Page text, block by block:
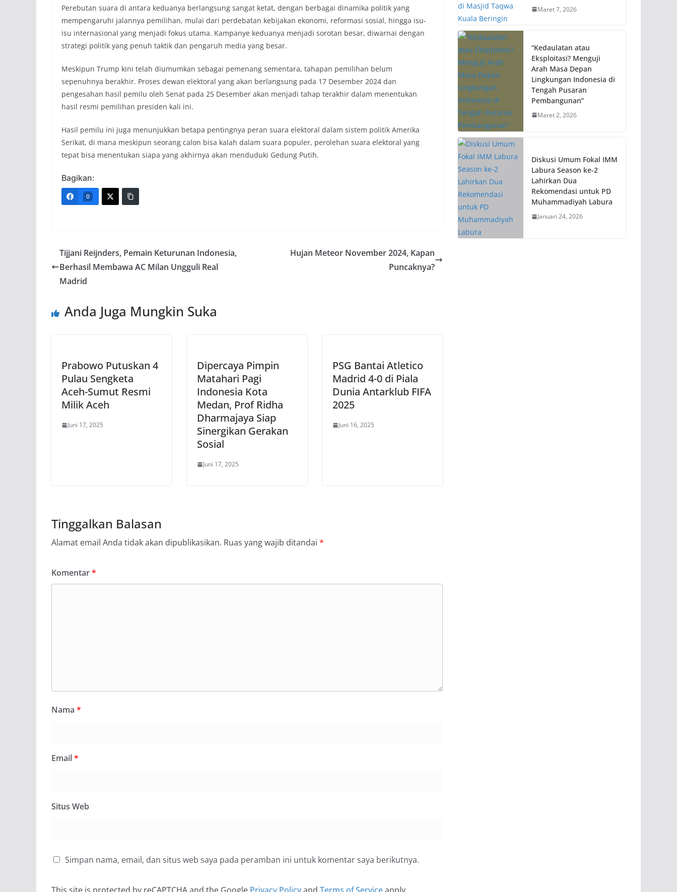
Perebutan suara di antara keduanya berlangsung sangat ketat, dengan berbagai dinamika politik yang
mempengaruhi jalannya pemilihan, mulai dari perdebatan kebijakan ekonomi, reformasi sosial, hingga isu-
isu internasional yang menjadi fokus utama. Kampanye keduanya menjadi sorotan besar, diwarnai dengan
strategi politik yang penuh taktik dan pengaruh media yang besar.
Meskipun Trump kini telah diumumkan sebagai pemenang sementara, tahapan pemilihan belum
sepenuhnya berakhir. Proses dewan elektoral yang akan berlangsung pada 17 Desember 2024 dan
pengesahan hasil pemilu oleh Senat pada 25 Desember akan menjadi tahap terakhir dalam menentukan
hasil resmi pemilihan presiden kali ini.
Hasil pemilu ini juga menunjukkan betapa pentingnya peran suara elektoral dalam sistem politik Amerika
Serikat, di mana meskipun seorang calon bisa kalah dalam suara populer, perolehan suara elektoral yang
tepat bisa menentukan siapa yang akhirnya akan menduduki Gedung Putih.
Bagikan:
0
Tijjani Reijnders, Pemain Keturunan Indonesia,
Berhasil Membawa AC Milan Ungguli Real
Madrid
Hujan Meteor November 2024, Kapan
Puncaknya?
Anda Juga Mungkin Suka
Prabowo Putuskan 4
Pulau Sengketa
Aceh-Sumut Resmi
Milik Aceh
Juni 17, 2025
Dipercaya Pimpin
Matahari Pagi
Indonesia Kota
Medan, Prof Ridha
Dharmajaya Siap
Sinergikan Gerakan
Sosial
Juni 17, 2025
PSG Bantai Atletico
Madrid 4-0 di Piala
Dunia Antarklub FIFA
2025
Juni 16, 2025
Tinggalkan Balasan
Alamat email Anda tidak akan dipublikasikan. Ruas yang wajib ditandai *
Komentar*
Nama *
Email*
Situs Web
Simpan nama, email, dan situs web saya pada peramban ini untuk komentar saya berikutnya.
Maret 7, 2026
“Kedaulatan atau
Eksploitasi? Menguji
Arah Masa Depan
Lingkungan Indonesia di
Tengah Pusaran
Pembangunan”
Maret 2, 2026
Diskusi Umum Fokal IMM
Labura Season ke-2
Lahirkan Dua
Rekomendasi untuk PD
Muhammadiyah Labura
Januari 24, 2026